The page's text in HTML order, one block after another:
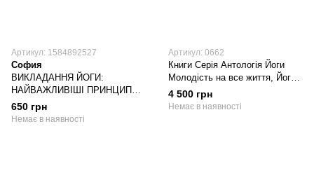
Артикул: 1584892527
София
ВИКЛАДАННЯ ЙОГИ:
НАЙВАЖЛИВІШІ ПРИНЦИПИ І
МЕТОДИ Марк Стівенс
650 грн
Немає в наявності
Артикул: 0662
Книги Серія Антологія Йоги
Молодість на все життя, Йога
Мала, Мула Бандха, Вісім
лекій з йоги 2,3,5,6
4 500 грн
Немає в наявності